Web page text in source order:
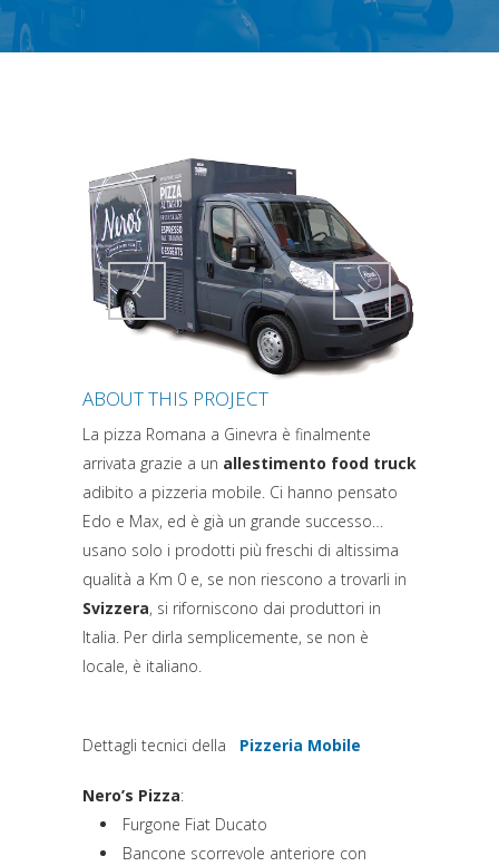
Attiva comando Attiva comando
ABOUT THIS PROJECT
La pizza Romana a Ginevra è finalmente
arrivata grazie a un allestimento food truck
adibito a pizzeria mobile. Ci hanno pensato
Edo e Max, ed è già un grande successo…
usano solo i prodotti più freschi di altissima
qualità a Km 0 e, se non riescono a trovarli in
Svizzera, si riforniscono dai produttori in
Italia. Per dirla semplicemente, se non è
locale, è italiano.
Dettagli tecnici della Pizzeria Mobile
(si apre in una nuova
Nero’s Pizza:
Furgone Fiat Ducato
Bancone scorrevole anteriore con